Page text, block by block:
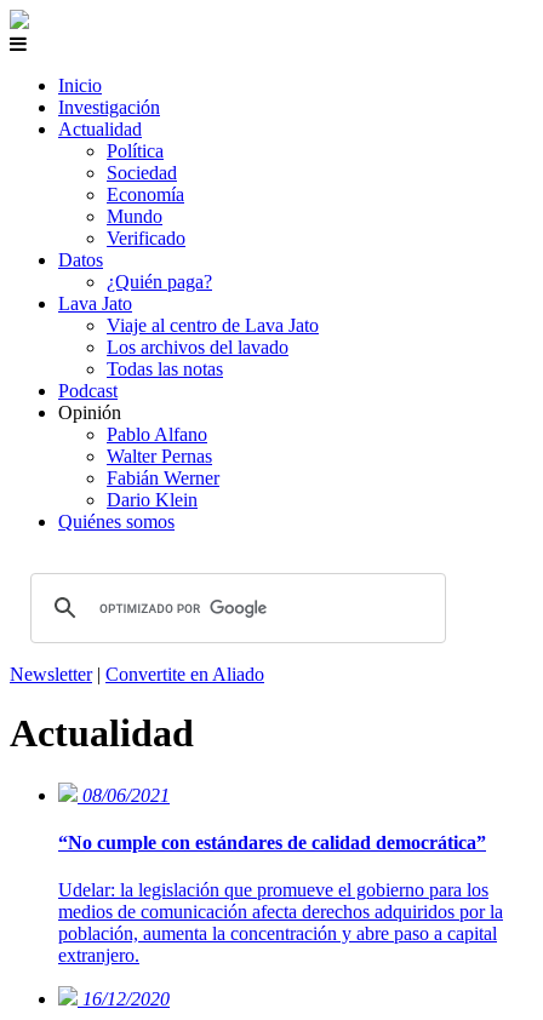
Inicio
Investigación
Actualidad
Política
Sociedad
Economía
Mundo
Verificado
Datos
¿Quién paga?
Lava Jato
Viaje al centro de Lava Jato
Los archivos del lavado
Todas las notas
Podcast
Opinión
Pablo Alfano
Walter Pernas
Fabián Werner
Dario Klein
Quiénes somos
Newsletter| Convertite en Aliado
Actualidad
08/06/2021
“No cumple con estándares de calidad democrática”
Udelar: la legislación que promueve el gobierno para los
medios de comunicación afecta derechos adquiridos por la
población, aumenta la concentración y abre paso a capital
extranjero.
16/12/2020